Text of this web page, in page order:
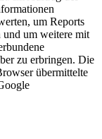
um Reports
und um weitere mit
zu erbringen. Die
übermittelte